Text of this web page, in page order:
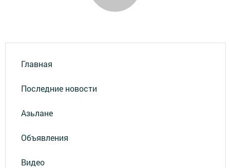
Главная
Последние новости
Азьлане
Объявления
Видео